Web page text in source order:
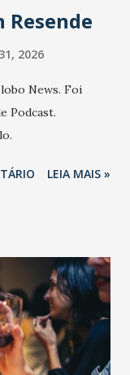
2026
News. Foi
Podcast.
LEIA MAIS »